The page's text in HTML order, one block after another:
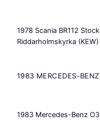
1978 Scania BR112
Riddarholmskyrka (KEW)
1983 MERCEDES-
1983 Mercedes-Benz